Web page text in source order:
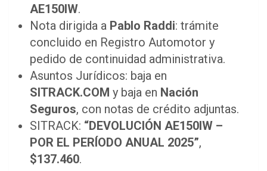
AE150IW.
Nota dirigida a Pablo Raddi: trámite
concluido en Registro Automotor y
pedido de continuidad administrativa.
Asuntos Jurídicos: baja en
SITRACK.COM y baja en Nación
Seguros, con notas de crédito adjuntas.
SITRACK: “DEVOLUCIÓN AE150IW –
POR EL PERÍODO ANUAL 2025”,
$137.460.